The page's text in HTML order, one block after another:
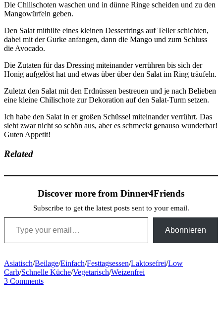
Die Chilischoten waschen und in dünne Ringe scheiden und zu den
Mangowürfeln geben.
Den Salat mithilfe eines kleinen Dessertrings auf Teller schichten,
dabei mit der Gurke anfangen, dann die Mango und zum Schluss
die Avocado.
Die Zutaten für das Dressing miteinander verrühren bis sich der
Honig aufgelöst hat und etwas über über den Salat im Ring träufeln.
Zuletzt den Salat mit den Erdnüssen bestreuen und je nach Belieben
eine kleine Chilischote zur Dekoration auf den Salat-Turm setzen.
Ich habe den Salat in er großen Schüssel miteinander verrührt. Das
sieht zwar nicht so schön aus, aber es schmeckt genauso wunderbar!
Guten Appetit!
Related
Discover more from Dinner4Friends
Subscribe to get the latest posts sent to your email.
Type your email…
Abonnieren
Asiatisch/Beilage/Einfach/Festtagsessen/Laktosefrei/Low
Carb/Schnelle Küche/Vegetarisch/Weizenfrei
3 Comments